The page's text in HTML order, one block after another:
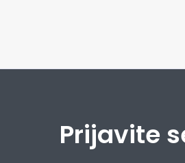
Prijavite